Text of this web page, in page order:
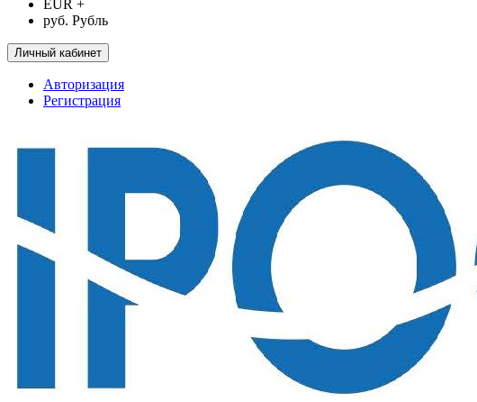
EUR +
руб. Рубль
Личный кабинет
Авторизация
Регистрация